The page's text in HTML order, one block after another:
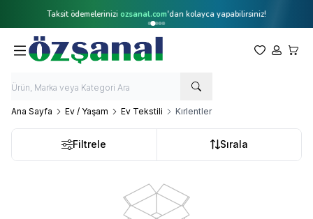
Taksit ödemelerinizi ozsanal.com'dan kolayca yapabilirsiniz!
Favorilerim
Hesabım
Ana Sayfa Ev / Yaşam Ev Tekstili Kırlentler
Filtrele Sırala